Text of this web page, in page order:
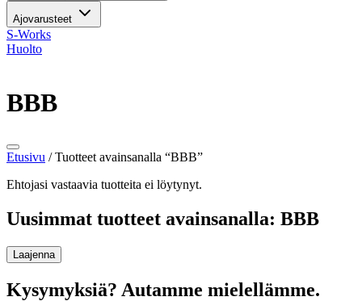
Ajovarusteet
S-Works
Huolto
BBB
Etusivu / Tuotteet avainsanalla “BBB”
Ehtojasi vastaavia tuotteita ei löytynyt.
Uusimmat tuotteet avainsanalla: BBB
Laajenna
Kysymyksiä? Autamme mielellämme.